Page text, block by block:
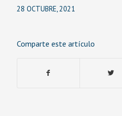
28 OCTUBRE, 2021
Comparte este artículo